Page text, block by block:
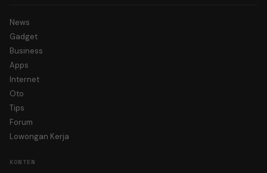
News
Gadget
Business
Apps
Internet
Oto
Tips
Forum
Lowongan Kerja
KONTEN